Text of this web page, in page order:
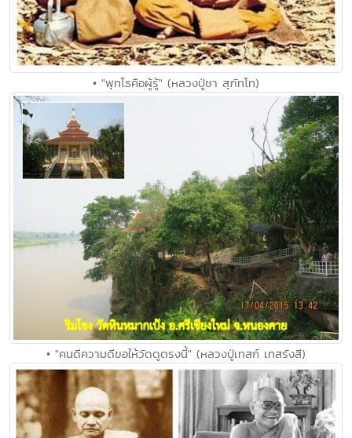
• "พุทโธคือผู้รู้" (หลวงปู่ชา สุภัทโท)
• "คนดีความดีขอให้วัดดูตรงนี้" (หลวงปู่เทสก์ เทสรังสี)